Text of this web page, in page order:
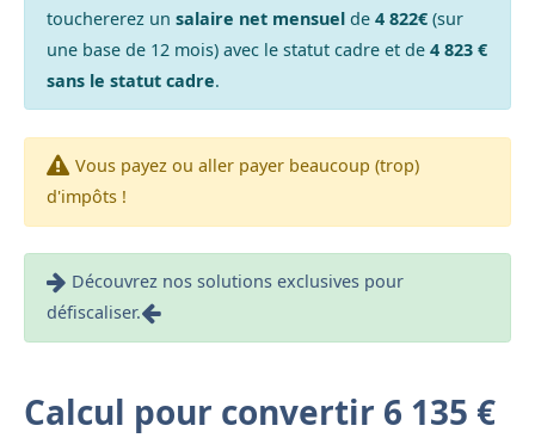
touchererez un salaire net mensuelde 4 822€(sur
une base de 12 mois) avec le statut cadre et de 4 823 €
sans le statut cadre.
Vous payez ou aller payer beaucoup (trop)
d'impôts !
Découvrez nos solutions exclusives pour
défiscaliser.
Calcul pour convertir 6 135 €